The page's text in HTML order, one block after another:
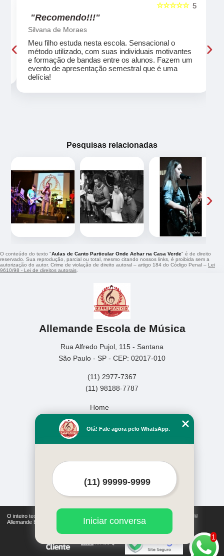
5
☆☆☆☆☆
"Recomendo!!!"
Silvana de Moraes
Meu filho estuda nesta escola. Sensacional o
método utilizado, com suas individuais motivantes
e formação de bandas entre os alunos. Fazem um
evento de apresentação semestral que é uma
delícia!
‹ ›
Pesquisas relacionadas
‹ ›
O conteúdo do texto "Aulas de Canto Particular Onde Achar na Casa Verde" é de direito
reservado. Sua reprodução, parcial ou total, mesmo citando nossos links, é proibida sem a
autorização do autor. Crime de violação de direito autoral – artigo 184 do Código Penal – Lei
9610/98 - Lei de direitos autorais
Allemande Escola de Música
Rua Alfredo Pujol, 115 - Santana
São Paulo - SP - CEP: 02017-010
(11) 2977-7367
(11) 98188-7787
Home
Missão
O inteiro teor deste site está sujeito à proteção de direitos autorais. Copyright©
Allemande Escola de Música (Lei 9610 de 19/02/1998)
1
Olá! Fale agora pelo WhatsApp.
Iniciar conversa